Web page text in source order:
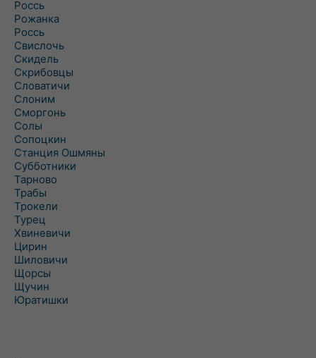
Роcсь
Рожанка
Россь
Свислочь
Скидель
Скрибовцы
Словатичи
Слоним
Сморгонь
Солы
Сопоцкин
Станция Ошмяны
Субботники
Тарново
Трабы
Трокели
Турец
Хвиневичи
Цирин
Шиловичи
Щорсы
Щучин
Юратишки